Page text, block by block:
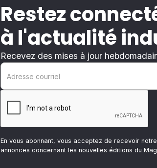
Restez
à l'actualité
Recevez des mises à jour
En vous abonnant, vous acceptez de recevoir
annonces concernant les nouvelles éditions du